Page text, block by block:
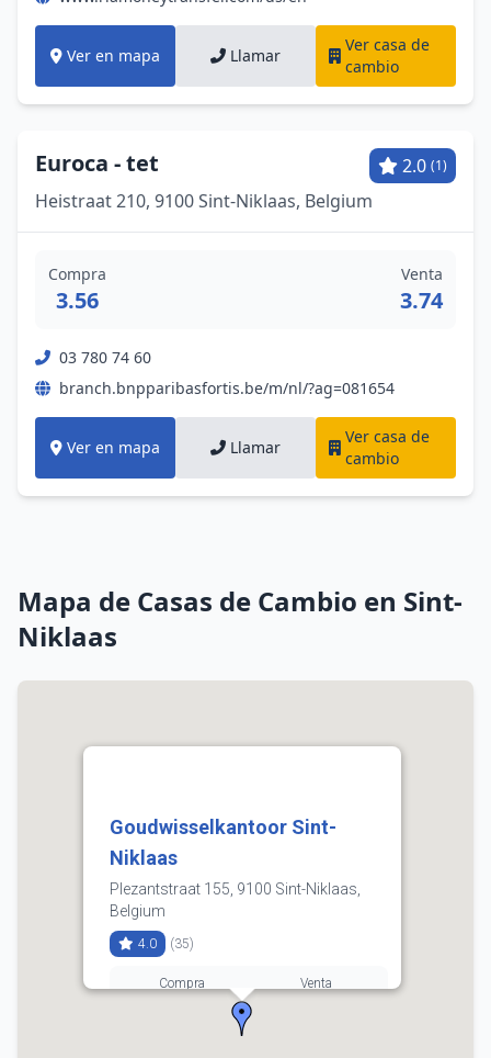
Ver en mapa Llamar
Ver casa de
cambio
Euroca - tet 2.0 (1)
Heistraat 210, 9100 Sint-Niklaas, Belgium
Compra
3.56
Venta
3.74
03 780 74 60
branch.bnpparibasfortis.be/m/nl/?ag=081654
Ver en mapa Llamar
Ver casa de
cambio
Mapa de Casas de Cambio en Sint-
Niklaas
Goudwisselkantoor Sint-
Niklaas
Plezantstraat 155, 9100 Sint-Niklaas,
Belgium
4.0 (35)
Compra Venta